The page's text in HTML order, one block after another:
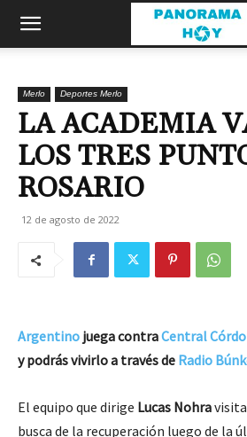
Merlo Deportes Merlo
LA ACADEMIA
LOS TRES
ROSARIO
12 de agosto de 2022
Argentino juega contraCentral
y podrás vivirlo a través de Radio
El equipo que dirige Lucas Nohra
busca de la recuperación luego de la